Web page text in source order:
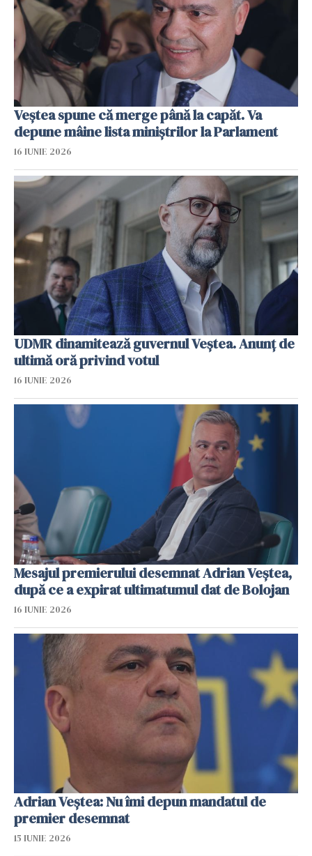
Veştea spune că merge până la capăt. Va
depune mâine lista miniștrilor la Parlament
16 IUNIE 2026
UDMR dinamitează guvernul Veștea. Anunț de
ultimă oră privind votul
16 IUNIE 2026
Mesajul premierului desemnat Adrian Veștea,
după ce a expirat ultimatumul dat de Bolojan
16 IUNIE 2026
Adrian Veştea: Nu îmi depun mandatul de
premier desemnat
15 IUNIE 2026